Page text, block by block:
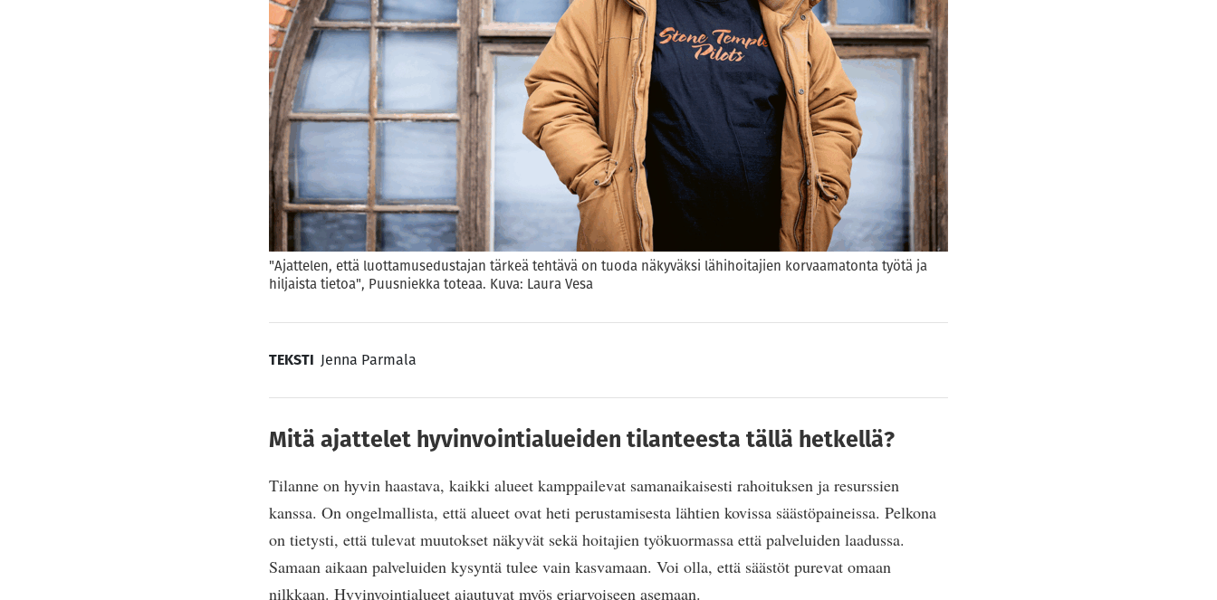
"Ajattelen, että luottamusedustajan tärkeä tehtävä on tuoda näkyväksi lähihoitajien korvaamatonta työtä ja
hiljaista tietoa", Puusniekka toteaa. Kuva: Laura Vesa
TEKSTI Jenna Parmala
Mitä ajattelet hyvinvointialueiden tilanteesta tällä hetkellä?
Tilanne on hyvin haastava, kaikki alueet kamppailevat samanaikaisesti rahoituksen ja resurssien
kanssa. On ongelmallista, että alueet ovat heti perustamisesta lähtien kovissa säästöpaineissa. Pelkona
on tietysti, että tulevat muutokset näkyvät sekä hoitajien työkuormassa että palveluiden laadussa.
Samaan aikaan palveluiden kysyntä tulee vain kasvamaan. Voi olla, että säästöt purevat omaan
nilkkaan. Hyvinvointialueet ajautuvat myös eriarvoiseen asemaan.